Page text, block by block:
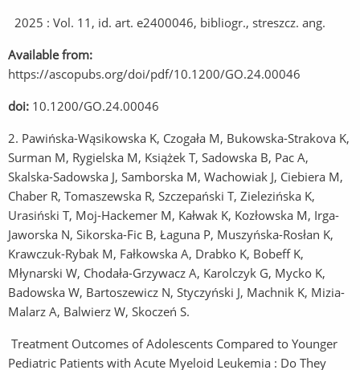
2025 : Vol. 11, id. art. e2400046, bibliogr., streszcz. ang.
Available from:
https://ascopubs.org/doi/pdf/10.1200/GO.24.00046
doi: 10.1200/GO.24.00046
2. Pawińska-Wąsikowska K, Czogała M, Bukowska-Strakova K,
Surman M, Rygielska M, Książek T, Sadowska B, Pac A,
Skalska-Sadowska J, Samborska M, Wachowiak J, Ciebiera M,
Chaber R, Tomaszewska R, Szczepański T, Zielezińska K,
Urasiński T, Moj-Hackemer M, Kałwak K, Kozłowska M, Irga-
Jaworska N, Sikorska-Fic B, Łaguna P, Muszyńska-Rosłan K,
Krawczuk-Rybak M, Fałkowska A, Drabko K, Bobeff K,
Młynarski W, Chodała-Grzywacz A, Karolczyk G, Mycko K,
Badowska W, Bartoszewicz N, Styczyński J, Machnik K, Mizia-
Malarz A, Balwierz W, Skoczeń S.
Treatment Outcomes of Adolescents Compared to Younger
Pediatric Patients with Acute Myeloid Leukemia : Do They